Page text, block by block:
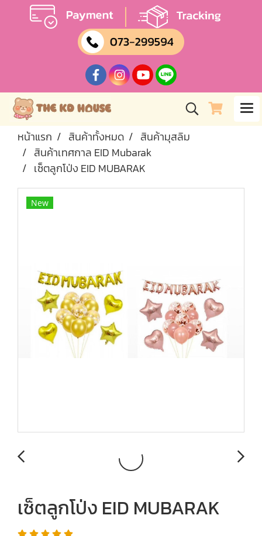
หน้าแรก สินค้าทั้งหมด
สินค้ามุสลิม
สินค้าเทศกาล EID Mubarak
เซ็ตลูกโป่ง EID MUBARAK
New
เซ็ตลูกโป่ง EID MUBARAK